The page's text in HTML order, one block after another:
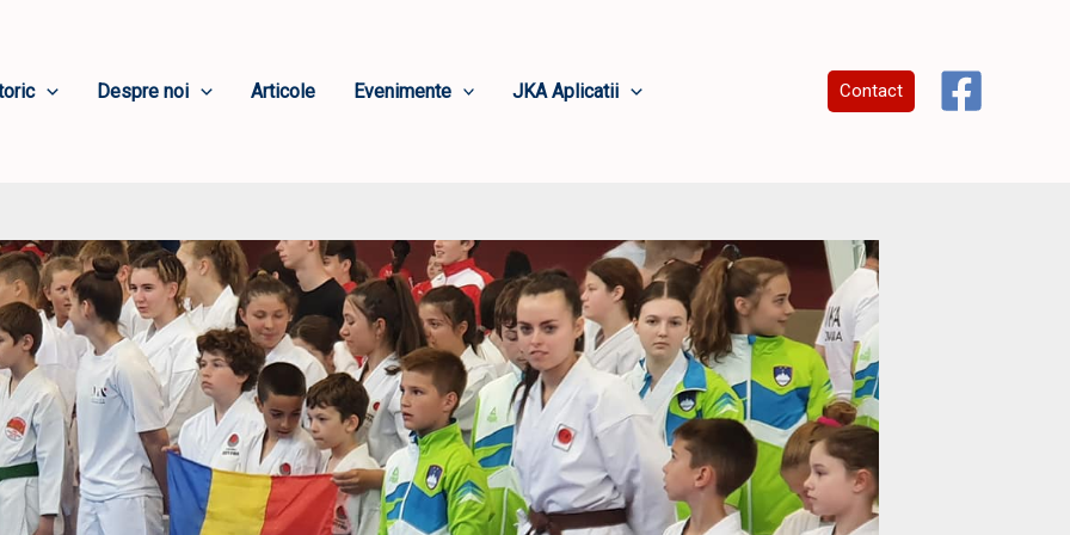
Despre noi Articole Evenimente JKA Aplicatii Contact